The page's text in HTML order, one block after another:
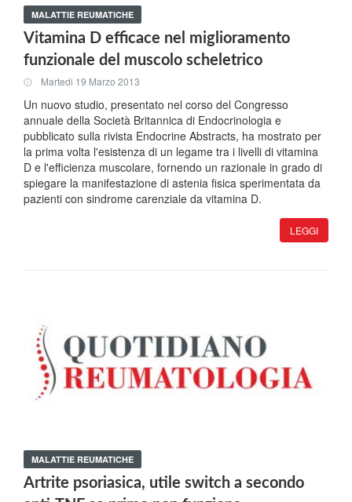
MALATTIE REUMATICHE
Vitamina D efficace nel miglioramento
funzionale del muscolo scheletrico
Martedi 19 Marzo 2013
Un nuovo studio, presentato nel corso del Congresso
annuale della Società Britannica di Endocrinologia e
pubblicato sulla rivista Endocrine Abstracts, ha mostrato per
la prima volta l'esistenza di un legame tra i livelli di vitamina
D e l'efficienza muscolare, fornendo un razionale in grado di
spiegare la manifestazione di astenia fisica sperimentata da
pazienti con sindrome carenziale da vitamina D.
LEGGI
MALATTIE REUMATICHE
Artrite psoriasica, utile switch a secondo